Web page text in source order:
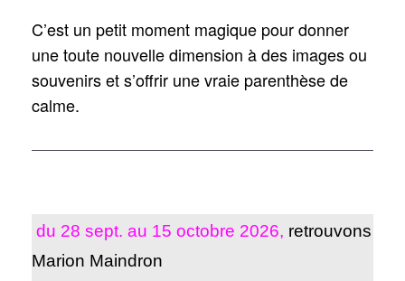
C’est un petit moment magique pour donner
une toute nouvelle dimension à des images ou
souvenirs et s’offrir une vraie parenthèse de
calme.
du 28 sept. au 15 octobre 2026, retrouvons
Marion Maindron